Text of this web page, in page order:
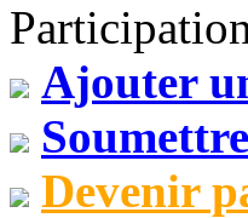
Ajouter
Devenir